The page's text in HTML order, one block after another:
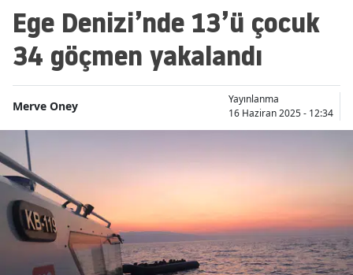
Ege Denizi’nde 13’ü çocuk
34 göçmen yakalandı
Merve Oney
Yayınlanma
16 Haziran 2025 - 12:34